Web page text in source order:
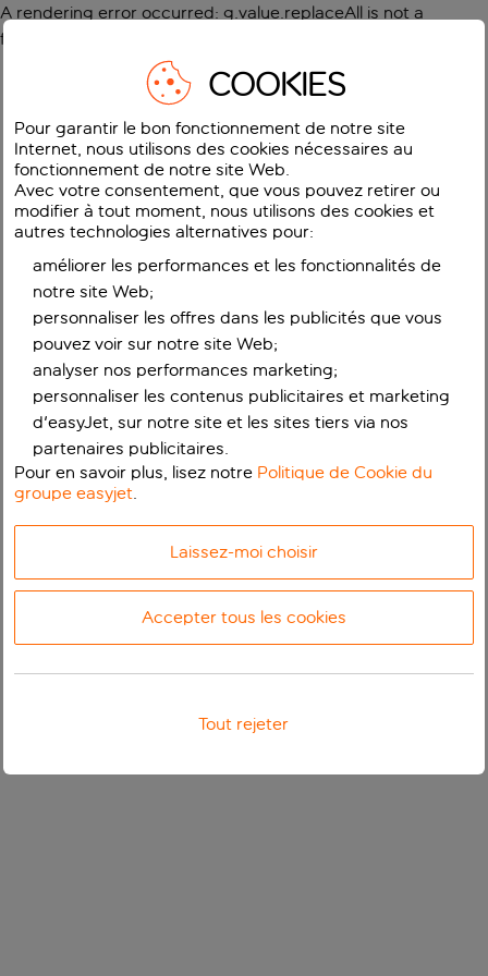
A rendering error occurred: g.value.replaceAll is not a
function
COOKIES
Pour garantir le bon fonctionnement de notre site
Internet, nous utilisons des cookies nécessaires au
fonctionnement de notre site Web.
Avec votre consentement, que vous pouvez retirer ou
modifier à tout moment, nous utilisons des cookies et
autres technologies alternatives pour:
améliorer les performances et les fonctionnalités de
notre site Web;
personnaliser les offres dans les publicités que vous
pouvez voir sur notre site Web;
analyser nos performances marketing;
personnaliser les contenus publicitaires et marketing
d'easyJet, sur notre site et les sites tiers via nos
partenaires publicitaires.
Pour en savoir plus, lisez notre Politique de Cookie du
groupe easyjet.
Laissez-moi choisir
Accepter tous les cookies
Tout rejeter